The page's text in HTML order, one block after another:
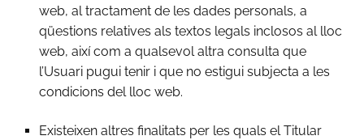
web, al tractament de les dades personals, a
qüestions relatives als textos legals inclosos al lloc
web, així com a qualsevol altra consulta que
l’Usuari pugui tenir i que no estigui subjecta a les
condicions del lloc web.
Existeixen altres finalitats per les quals el Titular